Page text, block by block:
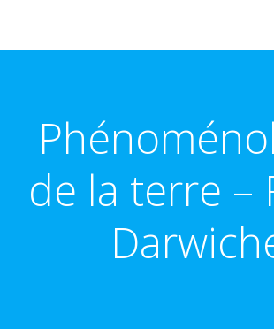
contenu
de la terre –